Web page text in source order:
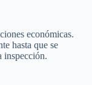
económicas.
hasta que se
inspección.